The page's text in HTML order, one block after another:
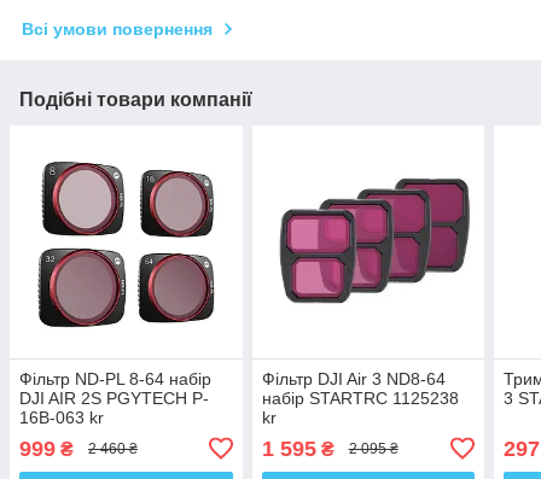
Всі умови повернення
Подібні товари компанії
Фільтр ND-PL 8-64 набір
DJI AIR 2S PGYTECH P-
16B-063 kr
999 ₴ 2 460 ₴
Фільтр DJI Air 3 ND8-64
набір STARTRC 1125238
kr
1 595₴ 2 095 ₴
3
297